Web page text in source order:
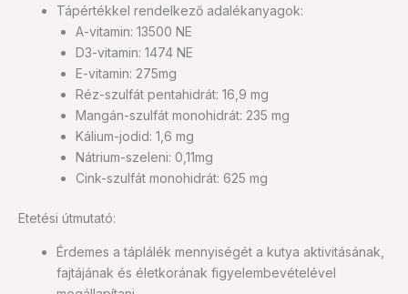
Tápértékkel rendelkező adalékanyagok:
A-vitamin: 13500 NE
D3-vitamin: 1474 NE
E-vitamin: 275mg
Réz-szulfát pentahidrát: 16,9 mg
Mangán-szulfát monohidrát: 235 mg
Kálium-jodid: 1,6 mg
Nátrium-szeleni: 0,11mg
Cink-szulfát monohidrát: 625 mg
Etetési útmutató:
Érdemes a táplálék mennyiségét a kutya aktivitásának,
fajtájának és életkorának figyelembevételével